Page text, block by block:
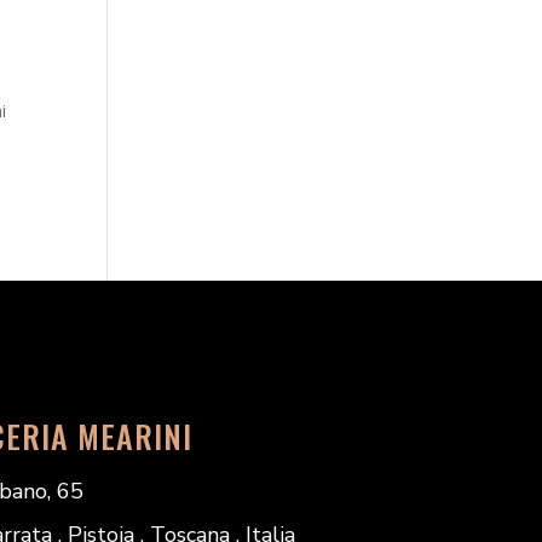
MEARINI
65
. Pistoia . Toscana . Italia